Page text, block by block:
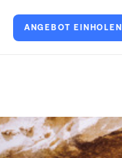
ANGEBOT EINHOLEN